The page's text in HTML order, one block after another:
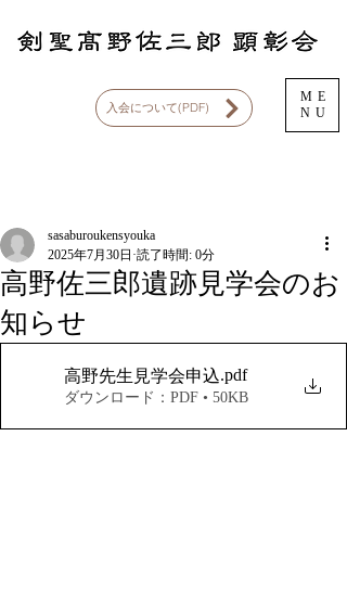
ME
NU
入会について(PDF)
高野佐三郎遺跡見学会のお
知らせ
sasaburoukensyouka
2025年7月30日 読了時間: 0分
高野先生見学会申込.pdf
ダウンロード：PDF • 50KB